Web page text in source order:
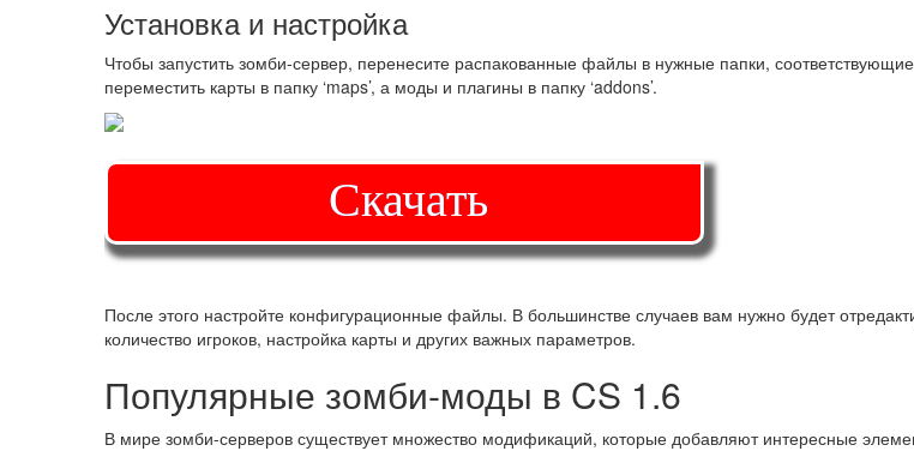
Установка и настройка
Чтобы запустить зомби-сервер, перенесите распакованные файлы в нужные папки,
переместить карты в папку ‘maps’, а моды и плагины в папку ‘addons’.
Скачать
После этого настройте конфигурационные файлы. В большинстве случаев вам нужно будет
количество игроков, настройка карты и других важных параметров.
Популярные зомби-моды в CS 1.6
В мире зомби-серверов существует множество модификаций, которые добавляют интересные